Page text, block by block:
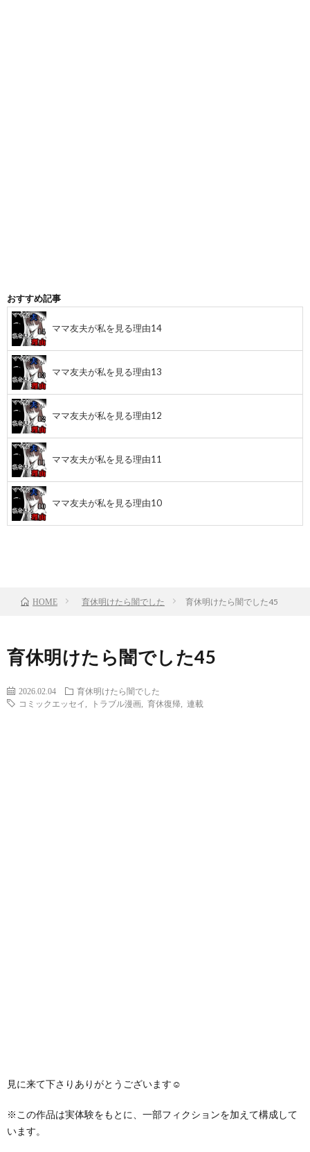
おすすめ記事
ママ友夫が私を見る理由14
ママ友夫が私を見る理由13
ママ友夫が私を見る理由12
ママ友夫が私を見る理由11
ママ友夫が私を見る理由10
HOME 育休明けたら闇でした 育休明けたら闇でした45
育休明けたら闇でした45
2026.02.04
育休明けたら闇でした
コミックエッセイ
トラブル漫画 育休復帰 連載
見に来て下さりありがとうございます☺️
※この作品は実体験をもとに、一部フィクションを加えて構成して
います。